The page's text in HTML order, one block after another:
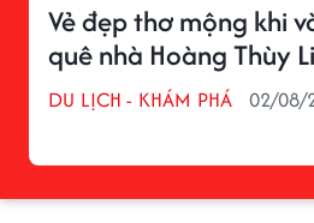
Vẻ đẹp thơ mộng khi
quê nhà Hoàng Thùy
DU LỊCH - KHÁM PHÁ 02/08/